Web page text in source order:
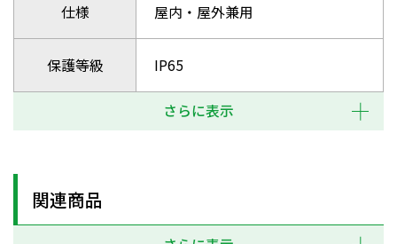
仕様 屋内・屋外兼用
保護等級 IP65
さらに表示
関連商品